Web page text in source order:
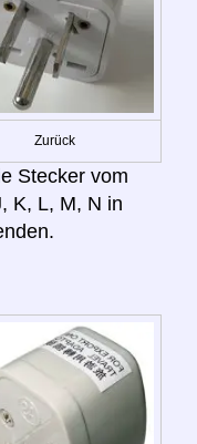
Zurück
Stecker vom
K, L, M, N in